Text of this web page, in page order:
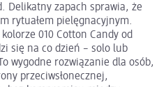
Delikatny zapach sprawia, że
rytuałem pielęgnacyjnym.
kolorze 010 Cotton Candy od
się na co dzień – solo lub
wygodne rozwiązanie dla osób,
przeciwsłonecznej,